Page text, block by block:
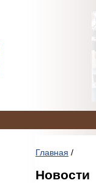
Главная /
Новости